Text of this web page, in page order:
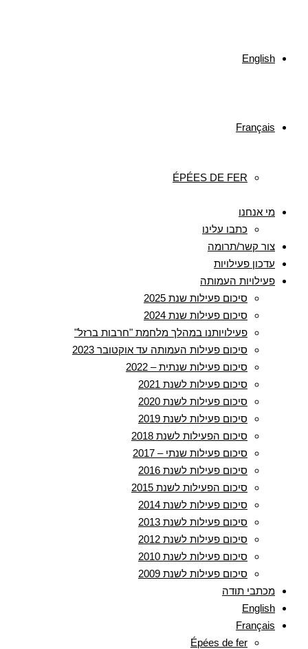
English
Français
ÉPÉES DE FER
מי אנחנו
כתבו עלינו
צור קשר/תרומה
עדכון פעילויות
פעילויות העמותה
סיכום פעילות שנת 2025
סיכום פעילות שנת 2024
פעילויותנו במהלך מלחמת "חרבות ברזל"
סיכום פעילות העמותה עד אוקטובר 2023
סיכום פעילות שנתית – 2022
סיכום פעילות לשנת 2021
סיכום פעילות לשנת 2020
סיכום פעילות לשנת 2019
סיכום הפעילות לשנת 2018
סיכום פעילות שנתי – 2017
סיכום פעילות לשנת 2016
סיכום הפעילות לשנת 2015
סיכום פעילות לשנת 2014
סיכום פעילות לשנת 2013
סיכום פעילות לשנת 2012
סיכום פעילות לשנת 2010
סיכום פעילות לשנת 2009
מכתבי תודה
English
Français
Épées de fer